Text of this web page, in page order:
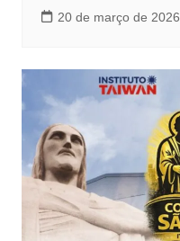
20 de março de 2026